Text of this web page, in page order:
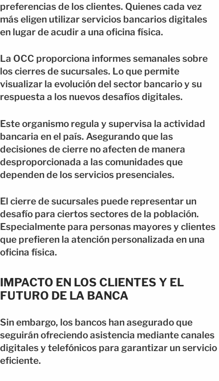
preferencias de los clientes. Quienes cada vez
más eligen utilizar servicios bancarios digitales
en lugar de acudir a una oficina física.
La OCC proporciona informes semanales sobre
los cierres de sucursales. Lo que permite
visualizar la evolución del sector bancario y su
respuesta a los nuevos desafíos digitales.
Este organismo regula y supervisa la actividad
bancaria en el país. Asegurando que las
decisiones de cierre no afecten de manera
desproporcionada a las comunidades que
dependen de los servicios presenciales.
El cierre de sucursales puede representar un
desafío para ciertos sectores de la población.
Especialmente para personas mayores y clientes
que prefieren la atención personalizada en una
oficina física.
IMPACTO EN LOS CLIENTES Y EL
FUTURO DE LA BANCA
Sin embargo, los bancos han asegurado que
seguirán ofreciendo asistencia mediante canales
digitales y telefónicos para garantizar un servicio
eficiente.